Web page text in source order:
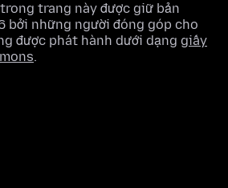
trang này được giữ bản
bởi những người đóng góp cho
được phát hành dưới dạng giấy
.